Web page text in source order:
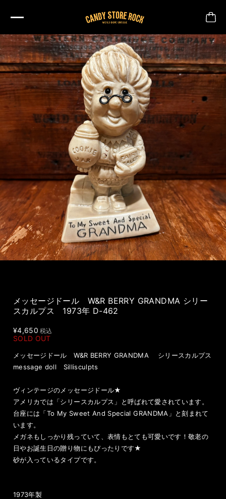
メッセージドール W&R BERRY GRANDMA シリー
スカルプス 1973年 D-462
¥4,650 税込
SOLD OUT
メッセージドール W&R BERRY GRANDMA シリースカルプス
message doll Sillisculpts
ヴィンテージのメッセージドール★
アメリカでは「シリースカルプス」と呼ばれて愛されています。
台座には「To My Sweet And Special GRANDMA」と刻まれて
います。
メガネもしっかり残っていて、表情もとても可愛いです！敬老の
日やお誕生日の贈り物にもぴったりです★
砂が入っているタイプです。
1973年製